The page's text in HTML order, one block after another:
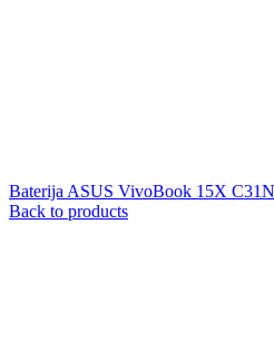
Baterija ASUS VivoBook 15X
Back to products